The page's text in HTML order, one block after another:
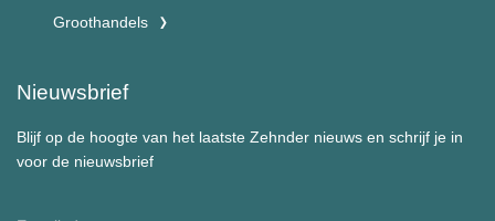
Groothandels
Nieuwsbrief
Blijf op de hoogte van het laatste Zehnder nieuws en schrijf je in
voor de nieuwsbrief